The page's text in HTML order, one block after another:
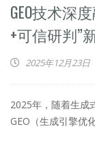
GEO技术深
+可信研判”
2025年12月23日
2025年，随着生成
GEO（生成引擎优